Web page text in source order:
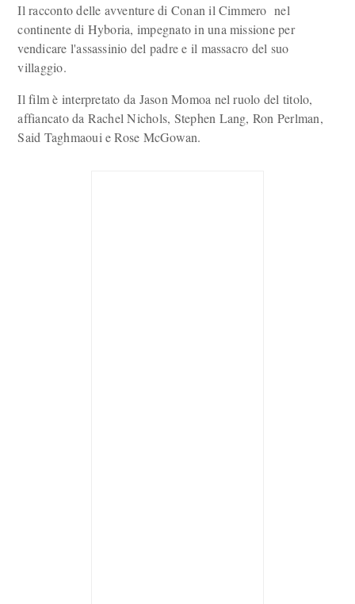
Il racconto delle avventure di Conan il Cimmero nel
continente di Hyboria, impegnato in una missione per
vendicare l'assassinio del padre e il massacro del suo
villaggio.
Il film è interpretato da Jason Momoa nel ruolo del titolo,
affiancato da Rachel Nichols, Stephen Lang, Ron Perlman,
Said Taghmaoui e Rose McGowan.